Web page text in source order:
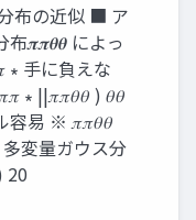
布の近似 ■ ア
布𝝅𝝅𝜽𝜽 によっ
∗ 手に負えな
∗ ||𝜋𝜋𝜃𝜃 ) 𝜃𝜃
容易 ※ 𝜋𝜋𝜃𝜃
変量ガウス分
20